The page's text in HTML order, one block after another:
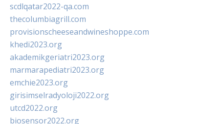
scdlqatar2022-qa.com
thecolumbiagrill.com
provisionscheeseandwineshoppe.com
khedi2023.org
akademikgeriatri2023.org
marmarapediatri2023.org
emchie2023.org
girisimselradyoloji2022.org
utcd2022.org
biosensor2022.org